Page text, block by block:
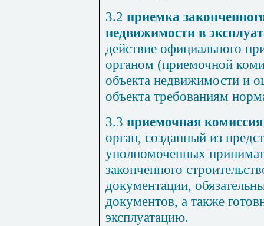
3.2 приемка
недвижимости в
действие официального
органом (приемочной
объекта недвижимости и
объекта требованиям
3.3 приемочная комиссия
орган, созданный из
уполномоченных
законченного
документации,
документов, а также
эксплуатацию.